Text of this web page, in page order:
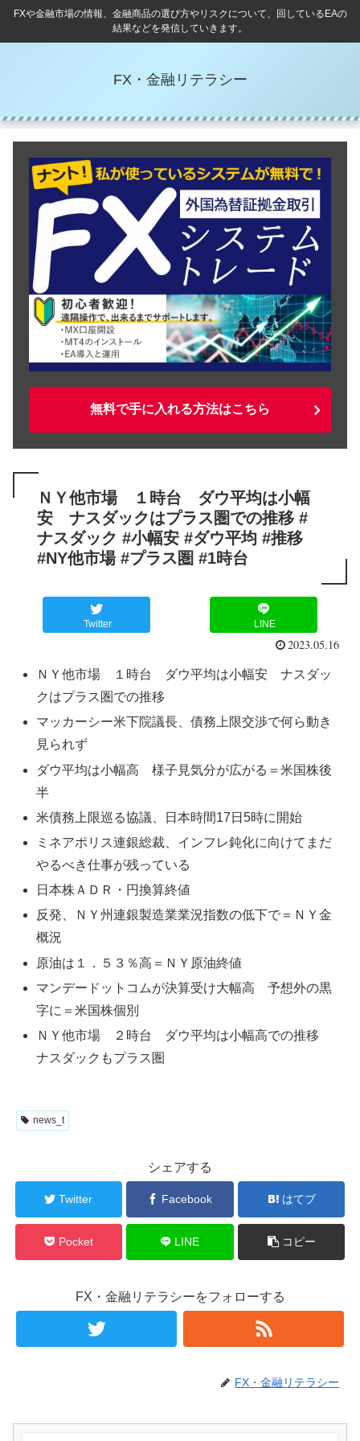
FXや金融市場の情報、金融商品の選び方やリスクについて、回しているEAの
結果などを発信していきます。
FX・金融リテラシー
無料で手に入れる方法はこちら
ＮＹ他市場 １時台 ダウ平均は小幅
安 ナスダックはプラス圏での推移 #
ナスダック #小幅安 #ダウ平均 #推移
#NY他市場 #プラス圏 #1時台
Twitter LINE
2023.05.16
ＮＹ他市場 １時台 ダウ平均は小幅安 ナスダッ
クはプラス圏での推移
マッカーシー米下院議長、債務上限交渉で何ら動き
見られず
ダウ平均は小幅高 様子見気分が広がる＝米国株後
半
米債務上限巡る協議、日本時間17日5時に開始
ミネアポリス連銀総裁、インフレ鈍化に向けてまだ
やるべき仕事が残っている
日本株ＡＤＲ・円換算終値
反発、ＮＹ州連銀製造業業況指数の低下で＝ＮＹ金
概況
原油は１．５３％高＝ＮＹ原油終値
マンデードットコムが決算受け大幅高 予想外の黒
字に＝米国株個別
ＮＹ他市場 ２時台 ダウ平均は小幅高での推移
ナスダックもプラス圏
news_t
シェアする
Twitter Facebook はてブ
Pocket LINE コピー
FX・金融リテラシーをフォローする
FX・金融リテラシー